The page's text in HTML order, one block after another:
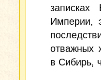
записках
Империи,
отважных
в Сибирь,